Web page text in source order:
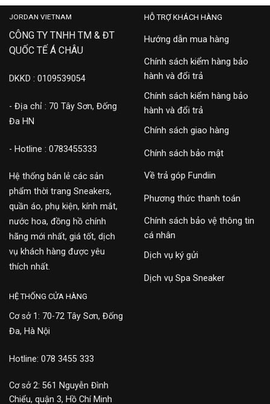
JORDAN VIETNAM
CÔNG TY TNHH TM & ĐT
QUỐC TẾ Á CHÂU
DKKD : 0109539054
- Địa chỉ : 70 Tây Sơn, Đống
Đa HN
- Hotline : 0783455333
Hệ thống bán lẻ các sản
phẩm thời trang Sneakers,
quần áo, phụ kiện, kính mắt,
nước hoa, đồng hồ chính
hãng mới nhất, giá tốt, dịch
vụ khách hàng được yêu
thích nhất.
HỖ TRỢ KHÁCH HÀNG
Hướng dẫn mua hàng
Chính sách kiểm hàng bảo
hành và đổi trả
Chính sách kiểm hàng bảo
hành và đổi trả
Chính sách giao hàng
Chính sách bảo mật
Về trả góp Fundiin
Phương thức thanh toán
Chính sách bảo vệ thông tin
cá nhân
Dịch vụ ký gửi
Dịch vụ Spa Sneaker
HỆ THỐNG CỬA HÀNG
Cơ sở 1: 70-72 Tây Sơn, Đống
Đa, Hà Nội
Hotline: 078 3455 333
Cơ sở 2: 561 Nguyễn Đình
Chiểu, quận 3, Hồ Chí Minh